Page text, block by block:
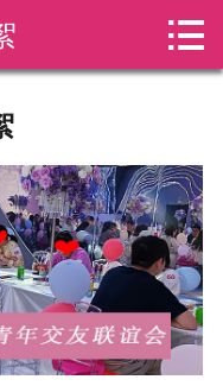
新闻动态
活动花絮
成功案例
